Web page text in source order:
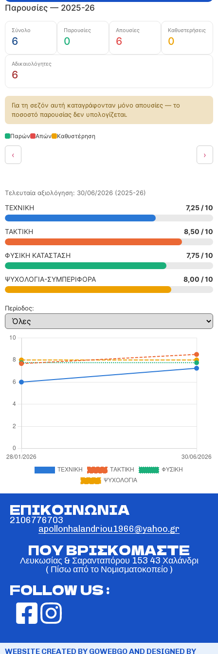
Παρουσίες — 2025-26
Σύνολο
6
Παρουσίες
0
Απουσίες
6
Καθυστερήσεις
0
Αδικαιολόγητες
6
Για τη σεζόν αυτή καταγράφονταν μόνο απουσίες — το
ποσοστό παρουσίας δεν υπολογίζεται.
Παρών Απών Καθυστέρηση
‹ ›
Τελευταία αξιολόγηση: 30/06/2026 (2025-26)
ΤΕΧΝΙΚΗ 7,25 / 10
ΤΑΚΤΙΚΗ 8,50 / 10
ΦΥΣΙΚΗ ΚΑΤΑΣΤΑΣΗ 7,75 / 10
ΨΥΧΟΛΟΓΙΑ-ΣΥΜΠΕΡΙΦΟΡΑ 8,00 / 10
Περίοδος:
ΕΠΙΚΟΙΝΩΝΙΑ
2106776703
apollonhalandriou1966@yahoo.gr
ΠΟΥ ΒΡΙΣΚΟΜΑΣΤΕ
Λευκωσίας & Σαρανταπόρου 153 43 Χαλάνδρι
( Πίσω από το Νομισματοκοπείο )
FOLLOW US :
WEBSITE CREATED BY GOWEBGO AND DESIGNED BY